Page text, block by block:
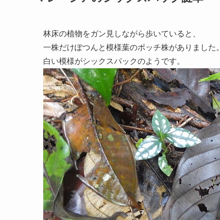
林床の植物をガン見しながら歩いていると、
一株だけぽつんと模様葉のボッチ株がありました
白い模様がシックスパックのようです。